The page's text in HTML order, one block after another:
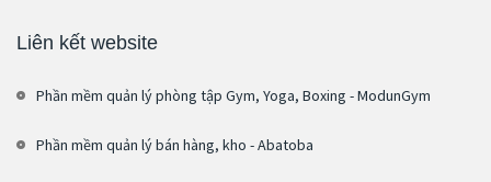
Liên kết website
Phần mềm quản lý phòng tập Gym, Yoga, Boxing - ModunGym
Phần mềm quản lý bán hàng, kho - Abatoba